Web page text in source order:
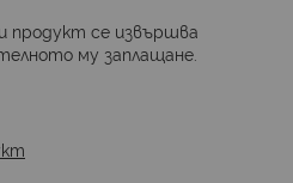
продукт се извършва
му заплащане.